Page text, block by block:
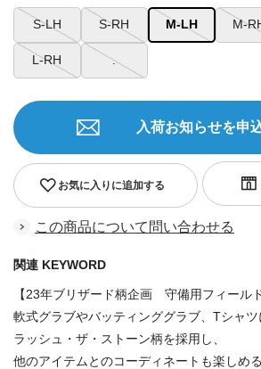
S-LH S-RH M-LH M-
L-RH .
お気に入りに追加する
入荷お知らせを申
この商品について問い合わせる
関連 KEYWORD
【23年ブリザード柄企画 守備用フィール
軟式グラブやバッティンググラブ、Tシャ
ラッシュ・ザ・ストーン柄を採用し、
他のアイテムとのコーディネートも楽しめる